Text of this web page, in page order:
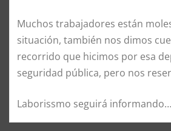
Muchos trabajadores están
situación, también nos dimos
recorrido que hicimos por esa
seguridad pública, pero nos
Laborissmo seguirá informando…